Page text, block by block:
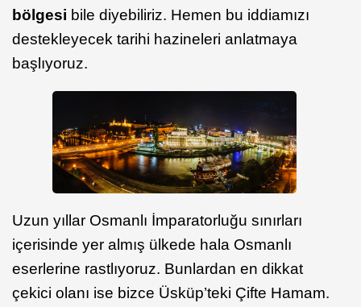
bölgesi bile diyebiliriz. Hemen bu iddiamızı
destekleyecek tarihi hazineleri anlatmaya
başlıyoruz.
Uzun yıllar Osmanlı İmparatorluğu sınırları
içerisinde yer almış ülkede hala Osmanlı
eserlerine rastlıyoruz. Bunlardan en dikkat
çekici olanı ise bizce Üsküp’teki Çifte Hamam.